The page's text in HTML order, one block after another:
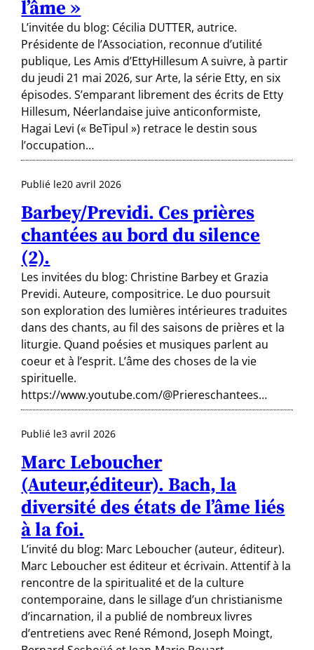
l’âme »
L’invitée du blog: Cécilia DUTTER, autrice.
Présidente de l’Association, reconnue d’utilité
publique, Les Amis d’EttyHillesum A suivre, à partir
du jeudi 21 mai 2026, sur Arte, la série Etty, en six
épisodes. S’emparant librement des écrits de Etty
Hillesum, Néerlandaise juive anticonformiste,
Hagai Levi (« BeTipul ») retrace le destin sous
l’occupation…
Publié le20 avril 2026
Barbey/Previdi. Ces prières
chantées au bord du silence
(2).
Les invitées du blog: Christine Barbey et Grazia
Previdi. Auteure, compositrice. Le duo poursuit
son exploration des lumières intérieures traduites
dans des chants, au fil des saisons de prières et la
liturgie. Quand poésies et musiques parlent au
coeur et à l’esprit. L’âme des choses de la vie
spirituelle.
https://www.youtube.com/@Priereschantees…
Publié le3 avril 2026
Marc Leboucher
(Auteur,éditeur). Bach, la
diversité des états de l’âme liés
à la foi.
L’invité du blog: Marc Leboucher (auteur, éditeur).
Marc Leboucher est éditeur et écrivain. Attentif à la
rencontre de la spiritualité et de la culture
contemporaine, dans le sillage d’un christianisme
d’incarnation, il a publié de nombreux livres
d’entretiens avec René Rémond, Joseph Moingt,